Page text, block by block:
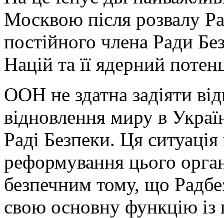
Москвою після розвалу
постійного члена Ради
Націй та її ядерний
ООН не здатна задіяти
відновлення миру в
Раді Безпеки. Ця ситуація
реформування цього
безпечним тому, що
свою основну функцію із